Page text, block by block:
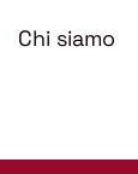
Chi siamo